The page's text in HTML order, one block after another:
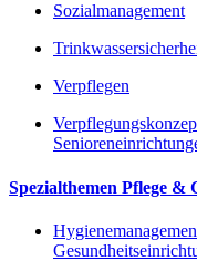
Sozialmanagement
Verpflegen
Spezialthemen Pflege &